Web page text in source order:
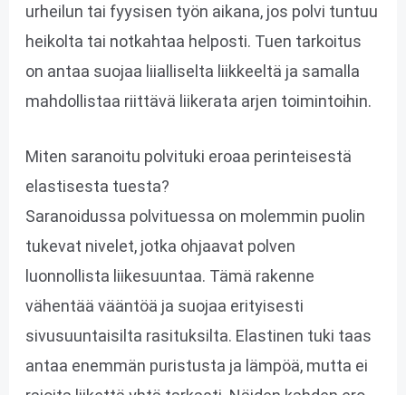
urheilun tai fyysisen työn aikana, jos polvi tuntuu
heikolta tai notkahtaa helposti. Tuen tarkoitus
on antaa suojaa liialliselta liikkeeltä ja samalla
mahdollistaa riittävä liikerata arjen toimintoihin.
Miten saranoitu polvituki eroaa perinteisestä
elastisesta tuesta?
Saranoidussa polvituessa on molemmin puolin
tukevat nivelet, jotka ohjaavat polven
luonnollista liikesuuntaa. Tämä rakenne
vähentää vääntöä ja suojaa erityisesti
sivusuuntaisilta rasituksilta. Elastinen tuki taas
antaa enemmän puristusta ja lämpöä, mutta ei